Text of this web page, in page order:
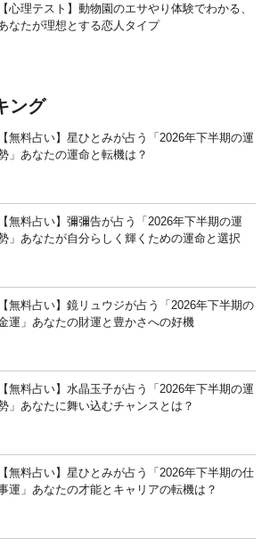
【心理テスト】動物園のエサやり体験でわかる、
なたが理想とする恋人タイプ
ング
【無料占い】星ひとみが占う「2026年下半期の運
」あなたの運命と転機は？
【無料占い】彌彌告が占う「2026年下半期の運
」あなたが自分らしく輝くための運命と選択
【無料占い】鏡リュウジが占う「2026年下半期の
運」あなたの財運と豊かさへの好機
【無料占い】水晶玉子が占う「2026年下半期の運
」あなたに舞い込むチャンスとは？
【無料占い】星ひとみが占う「2026年下半期の仕
運」あなたの才能とキャリアの転機は？